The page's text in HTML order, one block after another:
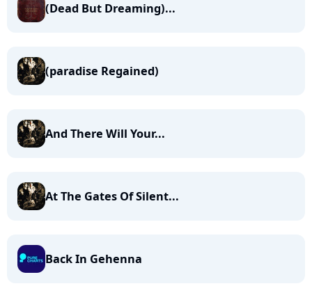
(Dead But Dreaming)...
(paradise Regained)
And There Will Your...
At The Gates Of Silent...
Back In Gehenna